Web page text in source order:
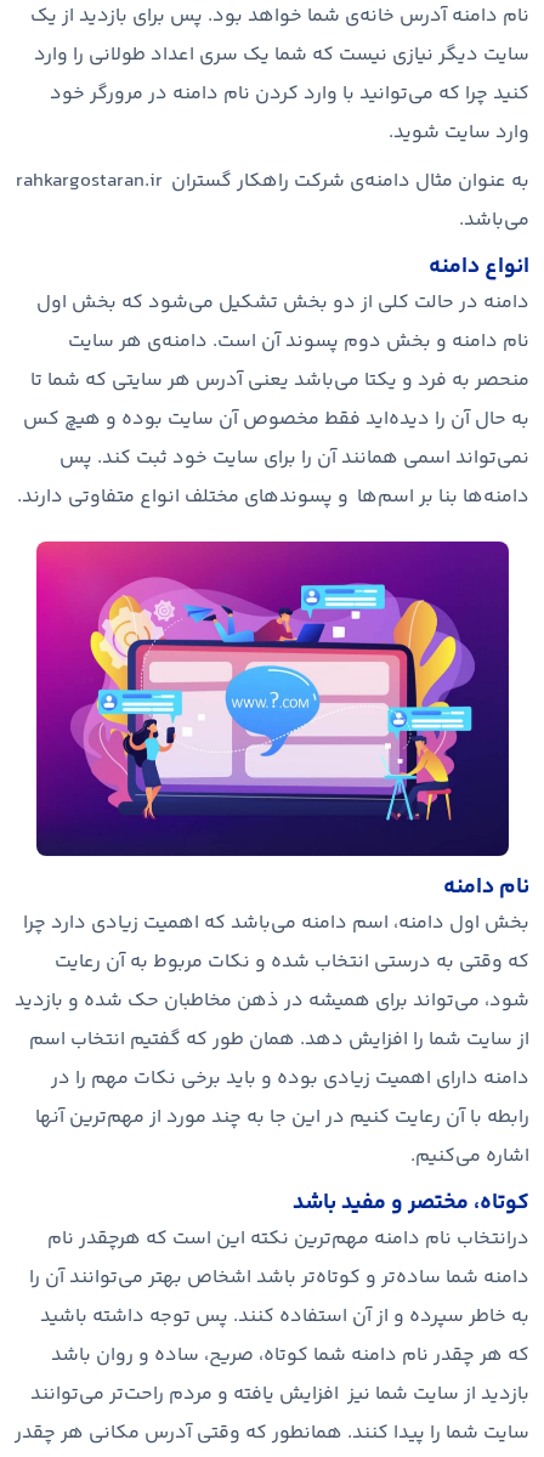
نام دامنه آدرس خانه‌ی شما خواهد بود. پس برای بازدید از یک
سایت دیگر نیازی نیست که شما یک سری اعداد طولانی را وارد
کنید چرا که می‌توانید با وارد کردن نام دامنه در مرورگر خود
وارد سایت شوید.
به عنوان مثال دامنه‌ی شرکت راهکار گستران rahkargostaran.ir
می‌باشد.
انواع دامنه
دامنه در حالت کلی از دو بخش تشکیل می‌شود که بخش اول
نام دامنه و بخش دوم پسوند آن است. دامنه‌ی هر سایت
منحصر به فرد و یکتا می‌باشد یعنی آدرس هر سایتی که شما تا
به حال آن را دیده‌اید فقط مخصوص آن سایت بوده و هیچ کس
نمی‌تواند اسمی همانند آن را برای سایت خود ثبت کند. پس
دامنه‌ها بنا بر اسم‌ها و پسوندهای مختلف انواع متفاوتی دارند.
نام دامنه
بخش اول دامنه، اسم دامنه می‌باشد که اهمیت زیادی دارد چرا
که وقتی به درستی انتخاب شده و نکات مربوط به آن رعایت
شود، می‌تواند برای همیشه در ذهن مخاطبان حک شده و بازدید
از سایت شما را افزایش دهد. همان طور که گفتیم انتخاب اسم
دامنه دارای اهمیت زیادی بوده و باید برخی نکات مهم را در
رابطه با آن رعایت کنیم در این جا به چند مورد از مهم‌ترین آنها
اشاره می‌کنیم.
کوتاه، مختصر و مفید باشد
درانتخاب نام دامنه مهم‌ترین نکته این است که هرچقدر نام
دامنه شما ساده‌تر و کوتاه‌تر باشد اشخاص بهتر می‌توانند آن را
به خاطر سپرده و از آن استفاده کنند. پس توجه داشته باشید
که هر چقدر نام دامنه شما کوتاه، صریح، ساده و روان باشد
بازدید از سایت شما نیز افزایش یافته و مردم راحت‌تر می‌توانند
سایت شما را پیدا کنند. همانطور که وقتی آدرس مکانی هر چقدر